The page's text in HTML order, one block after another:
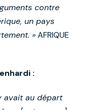
contre
un pays
»AFRIQUE
:
avait au départ